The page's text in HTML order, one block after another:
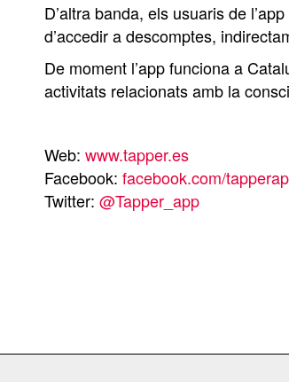
D’altra banda, els usuaris de
d’accedir a descomptes,
De moment l’app funciona a
activitats relacionats amb la
Web: www.tapper.es
Facebook: facebook.com/
Twitter: @Tapper_app